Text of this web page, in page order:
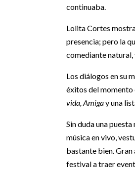
continuaba.
Lolita Cortes
presencia; pero la
comediante natural,
Los diálogos en su
éxitos del momento
vida, Amigay una
Sin duda una
música en vivo,
bastante bien.
festival a traer